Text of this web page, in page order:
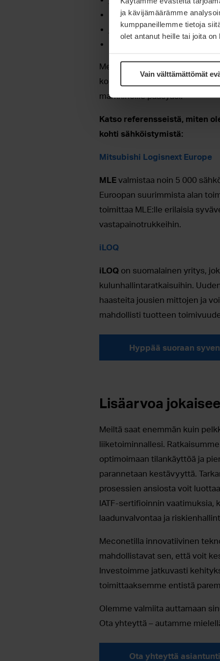
ja kävijämäärämme
kumppaneillemme tietoja
olet antanut heille tai joita
Vain välttämättömät
sähkökomponentit
jousitusratkaisut
tärinänvaimennusratkaisut
Meillä on teknologiat ja
komponentteja, jotka
markkinoille pääsyäsi.
Katso referensseistä, miten
kohti sähköistymistä:
Mitsubishi Logisnext Europe
MLEvalmistaa noin 5 000
Euroopan suurimmista alan
toimittaa MLE:lle erilaisia
vastapainotrukkeihin.
iLOQ
iLOQ on suomalainen yritys,
kulunhallintaratkaisuihin.
haasteita jousien mittojen ja
mahdollisti tuotteen
Hyppää suoraan
Lisäarvoa
Meiltä saat enemmän kuin
liiketoiminnallesi.
optimoimaan tilankäyttöä ja
parannetaan kestävyyttä.
prosessien ansiosta voit
IATF-sertifioinnin vaatimuksia,
laadunvalvontaa ja
Meconetilla innovatiivinen
mahdollistavat sen, että voit
Investoimme jatkuvasti
toimittaaksemme entistä
Olemme valmiita auttamaan
Ota yhteyttä – autamme
Ota yhteyttä